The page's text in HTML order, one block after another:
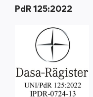
PdR 125:2022